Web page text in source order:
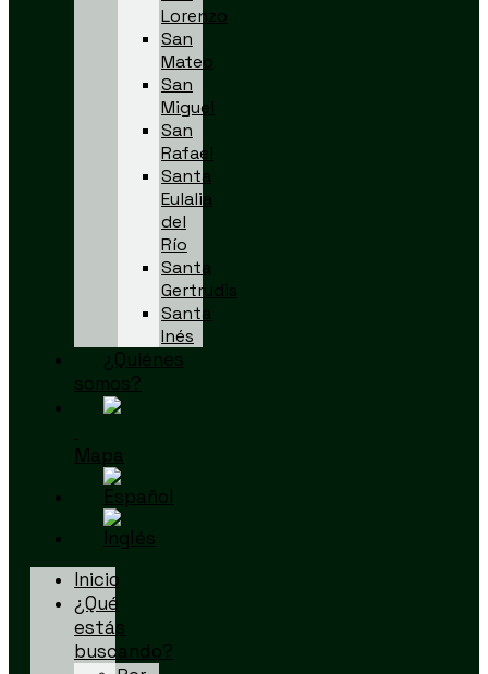
Lorenzo
San
Mateo
San
Miguel
San
Rafael
Santa
Eulalia
del
Río
Santa
Gertrudis
Santa
Inés
¿Quiénes
somos?
Mapa
Inicio
¿Qué
estás
buscando?